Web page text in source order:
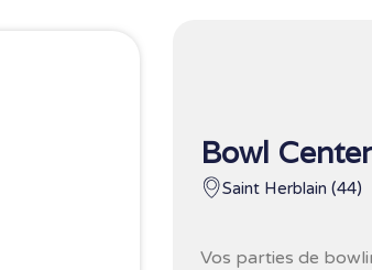
Bowl Center
Saint Herblain (44)
Vos parties de